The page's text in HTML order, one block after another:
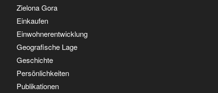
Zielona Gora
Einkaufen
Einwohnerentwicklung
Geografische Lage
Geschichte
Persönlichkeiten
Publikationen